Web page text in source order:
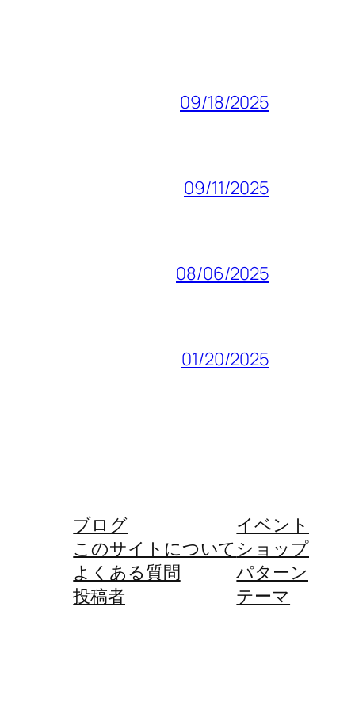
09/18/2025
09/11/2025
08/06/2025
01/20/2025
ブログ
このサイトについて
よくある質問
投稿者
イベント
ショップ
パターン
テーマ